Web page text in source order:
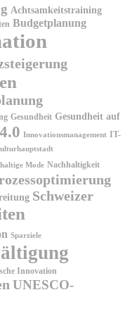
Achtsamkeitstraining
Budgetplanung
Gesundheit Gesundheit auf
Innovationsmanagement IT-
Mode Nachhaltigkeit
Schweizer
Sparziele
Innovation
UNESCO-